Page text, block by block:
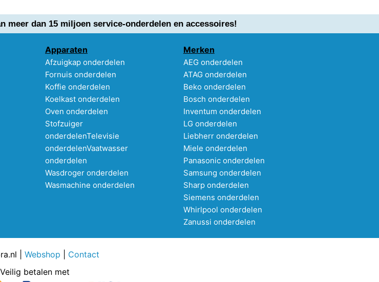
meer dan 15 miljoen service-onderdelen en accessoires!
Apparaten
Afzuigkap onderdelen
Fornuis onderdelen
Koffie onderdelen
Koelkast onderdelen
Oven onderdelen
Stofzuiger
onderdelenTelevisie
onderdelenVaatwasser
onderdelen
Wasdroger onderdelen
Wasmachine onderdelen
Merken
AEG onderdelen
ATAG onderdelen
Beko onderdelen
Bosch onderdelen
Inventum onderdelen
LG onderdelen
Liebherr onderdelen
Miele onderdelen
Panasonic onderdelen
Samsung onderdelen
Sharp onderdelen
Siemens onderdelen
Whirlpool onderdelen
Zanussi onderdelen
| Webshop
Contact
Veilig betalen met